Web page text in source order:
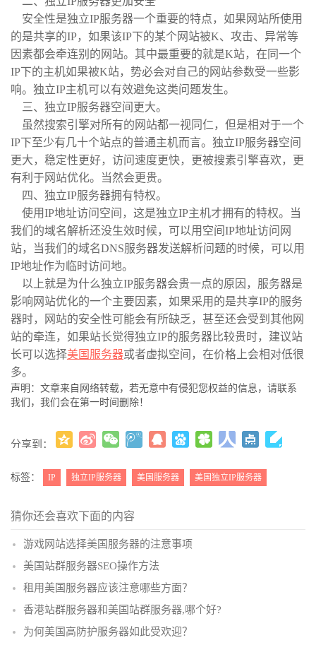
安全性是独立IP服务器一个重要的特点，如果网站所使用
的是共享的IP，如果该IP下的某个网站被K、攻击、异常等
因素都会牵连别的网站。其中最重要的就是K站，在同一个
IP下的主机如果被K站，势必会对自己的网站参数受一些影
响。独立IP主机可以有效避免这类问题发生。
三、独立IP服务器空间更大。
虽然搜索引擎对所有的网站都一视同仁，但是相对于一个
IP下至少有几十个站点的普通主机而言。独立IP服务器空间
更大，稳定性更好，访问速度更快，更被搜素引擎喜欢，更
有利于网站优化。当然会更贵。
四、独立IP服务器拥有特权。
使用IP地址访问空间，这是独立IP主机才拥有的特权。当
我们的域名解析还没生效时候，可以用空间IP地址访问网
站，当我们的域名DNS服务器发送解析问题的时候，可以用
IP地址作为临时访问地。
以上就是为什么独立IP服务器会贵一点的原因，服务器是
影响网站优化的一个主要因素，如果采用的是共享IP的服务
器时，网站的安全性可能会有所缺乏，甚至还会受到其他网
站的牵连，如果站长觉得独立IP的服务器比较贵时，建议站
长可以选择美国服务器或者虚拟空间，在价格上会相对低很
多。
声明：文章来自网络转载，若无意中有侵犯您权益的信息，请联系
我们，我们会在第一时间删除！
分享到：
( )
标签： IP 独立IP服务器 美国服务器 美国独立IP​服务器
猜你还会喜欢下面的内容
游戏网站选择美国服务器的注意事项
美国站群服务器SEO操作方法
租用美国服务器应该注意哪些方面？
香港站群服务器和美国站群服务器,哪个好?
为何美国高防护服务器如此受欢迎？